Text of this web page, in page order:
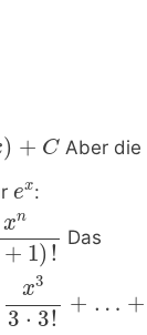
) + C Aber die
ex:
xn
+ 1) !
Das
x3
3 ⋅ 3!
+ … +